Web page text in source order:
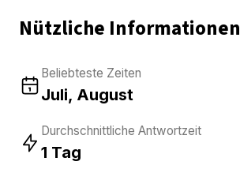
Nützliche Informationen
Beliebteste Zeiten
Juli, August
Durchschnittliche Antwortzeit
1 Tag